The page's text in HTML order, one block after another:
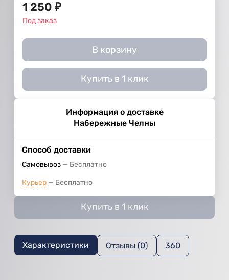
1 250 ₽
Под заказ
В корзину
Купить в 1 клик
Информация о доставке
Набережные Челны
Способ доставки
Самовывоз Бесплатно
Курьер Бесплатно
Купить в 1 клик
Характеристики Отзывы (0) 360